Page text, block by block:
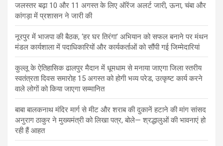
जलस्तर बढ़ा 10 और 11 अगस्त के लिए ऑरेंज अलर्ट जारी, ऊना, चंबा और
कांगड़ा में प्रशासन ने जारी की
नूरपुर में भाजपा की बैठक, ‘हर घर तिरंगा’ अभियान को सफल बनाने पर मंथन
मंडल कार्यशाला में पदाधिकारियों और कार्यकर्ताओं को सौंपी गई जिम्मेदारियां
कुल्लू के ऐतिहासिक ढालपुर मैदान में धूमधाम से मनाया जाएगा जिला स्तरीय
स्वतंत्रता दिवस समारोह 15 अगस्त को होगी भव्य परेड, उत्कृष्ट कार्य करने
वाले लोगों को किया जाएगा सम्मानित
बाबा बालकनाथ मंदिर मार्ग से मीट और शराब की दुकानें हटाने की मांग सांसद
अनुराग ठाकुर ने मुख्यमंत्री को लिखा पत्र, बोले— श्रद्धालुओं की भावनाएं हो
रही हैं आहत